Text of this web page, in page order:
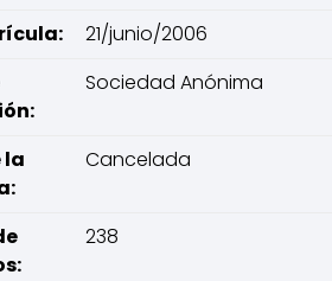
21/junio/2006
Sociedad Anónima
la
Cancelada
238